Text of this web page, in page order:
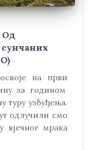
Од
на први
за годином
туру узбуђења.
одлучили смо
вјечног мрака